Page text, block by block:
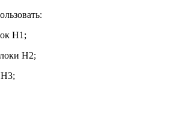
H1;
H2;